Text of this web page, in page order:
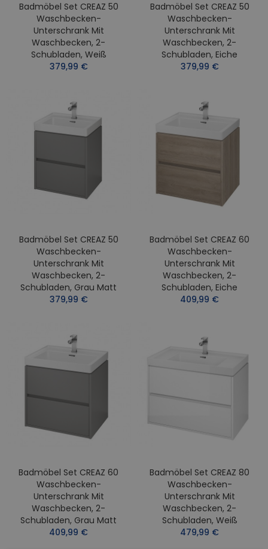
Badmöbel Set CREAZ 50
Waschbecken-
Unterschrank Mit
Waschbecken, 2-
Schubladen, Weiß
379,99 €
Badmöbel Set CREAZ 50
Waschbecken-
Unterschrank Mit
Waschbecken, 2-
Schubladen, Eiche
379,99 €
Badmöbel Set CREAZ 50
Waschbecken-
Unterschrank Mit
Waschbecken, 2-
Schubladen, Grau Matt
379,99 €
Badmöbel Set CREAZ 60
Waschbecken-
Unterschrank Mit
Waschbecken, 2-
Schubladen, Eiche
409,99 €
Badmöbel Set CREAZ 60
Waschbecken-
Unterschrank Mit
Waschbecken, 2-
Schubladen, Grau Matt
409,99 €
Badmöbel Set CREAZ 80
Waschbecken-
Unterschrank Mit
Waschbecken, 2-
Schubladen, Weiß
479,99 €